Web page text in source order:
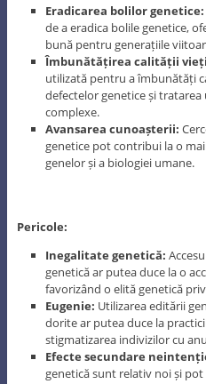
Eradicarea bolilor genetice:
de a eradica bolile genetice,
bună pentru generațiile
Îmbunătățirea calității
utilizată pentru a îmbunătăți
defectelor genetice și
complexe.
Avansarea cunoașterii:
genetice pot contribui la o
genelor și a biologiei umane.
Pericole:
Inegalitate genetică:
genetică ar putea duce la o
favorizând o elită genetică
Eugenie: Utilizarea editării
dorite ar putea duce la
stigmatizarea indivizilor cu
Efecte secundare
genetică sunt relativ noi și